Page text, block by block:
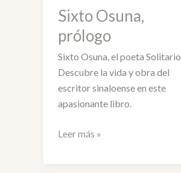
Sixto Osuna,
prólogo
Sixto Osuna, el poeta Solitario.
Descubre la vida y obra del
escritor sinaloense en este
apasionante libro.
Sixto
Leer más »